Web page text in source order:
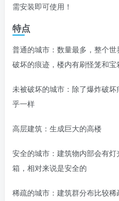
需安装即可使用！
特点
普通的城市：数量最多，整个
破坏的痕迹，楼内有刷怪笼和
未被破坏的城市：除了爆炸破
乎一样
高层建筑：生成巨大的高楼
安全的城市：建筑物内部会有
箱，相对来说是安全的
稀疏的城市：建筑群分布比较